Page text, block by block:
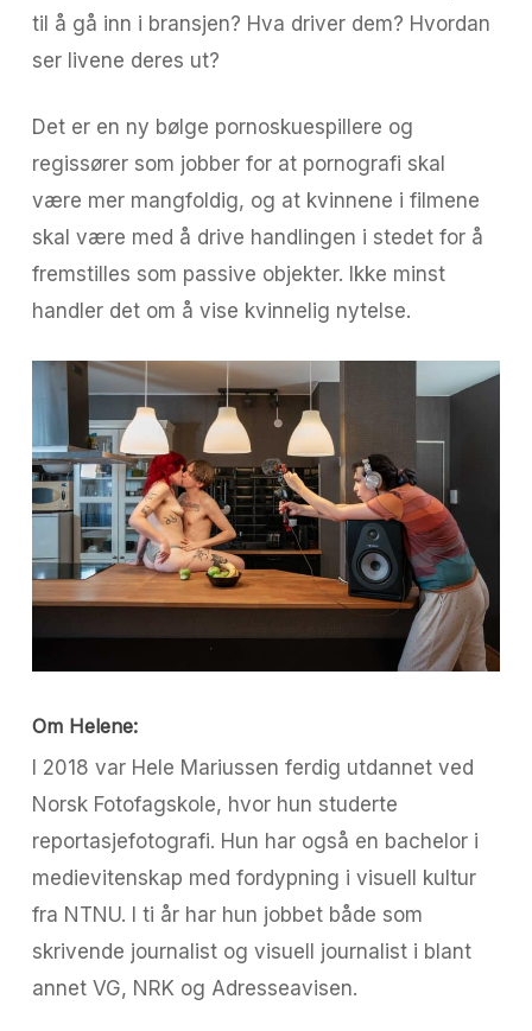
til å gå inn i bransjen? Hva driver dem? Hvordan
ser livene deres ut?
Det er en ny bølge pornoskuespillere og
regissører som jobber for at pornografi skal
være mer mangfoldig, og at kvinnene i filmene
skal være med å drive handlingen i stedet for å
fremstilles som passive objekter. Ikke minst
handler det om å vise kvinnelig nytelse.
Om Helene:
I 2018 var Hele Mariussen ferdig utdannet ved
Norsk Fotofagskole, hvor hun studerte
reportasjefotografi. Hun har også en bachelor i
medievitenskap med fordypning i visuell kultur
fra NTNU. I ti år har hun jobbet både som
skrivende journalist og visuell journalist i blant
annet VG, NRK og Adresseavisen.